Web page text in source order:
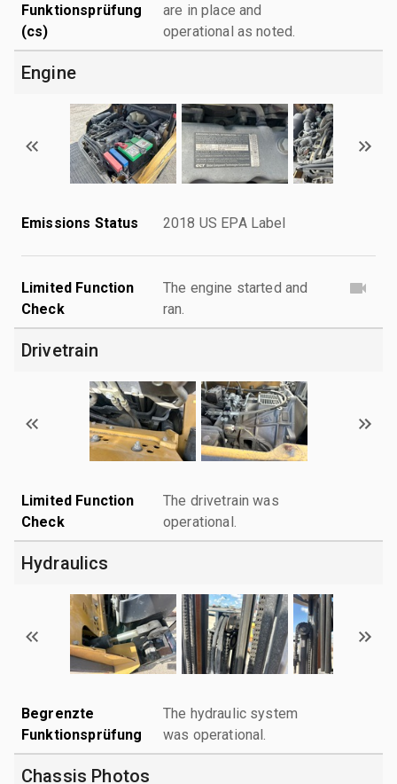
Funktionsprüfung
(cs)
are in place and
operational as noted.
Engine
Emissions Status 2018 US EPA Label
Limited Function
Check
The engine started and
ran.
Drivetrain
Limited Function
Check
The drivetrain was
operational.
Hydraulics
Begrenzte
Funktionsprüfung
The hydraulic system
was operational.
Chassis Photos